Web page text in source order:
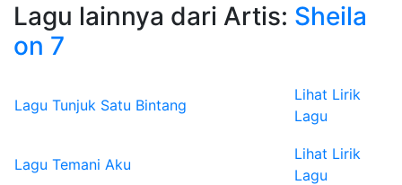
Lagu lainnya dari Artis: Sheila
on 7
Lagu Tunjuk Satu Bintang
Lihat Lirik
Lagu
Lagu Temani Aku
Lihat Lirik
Lagu